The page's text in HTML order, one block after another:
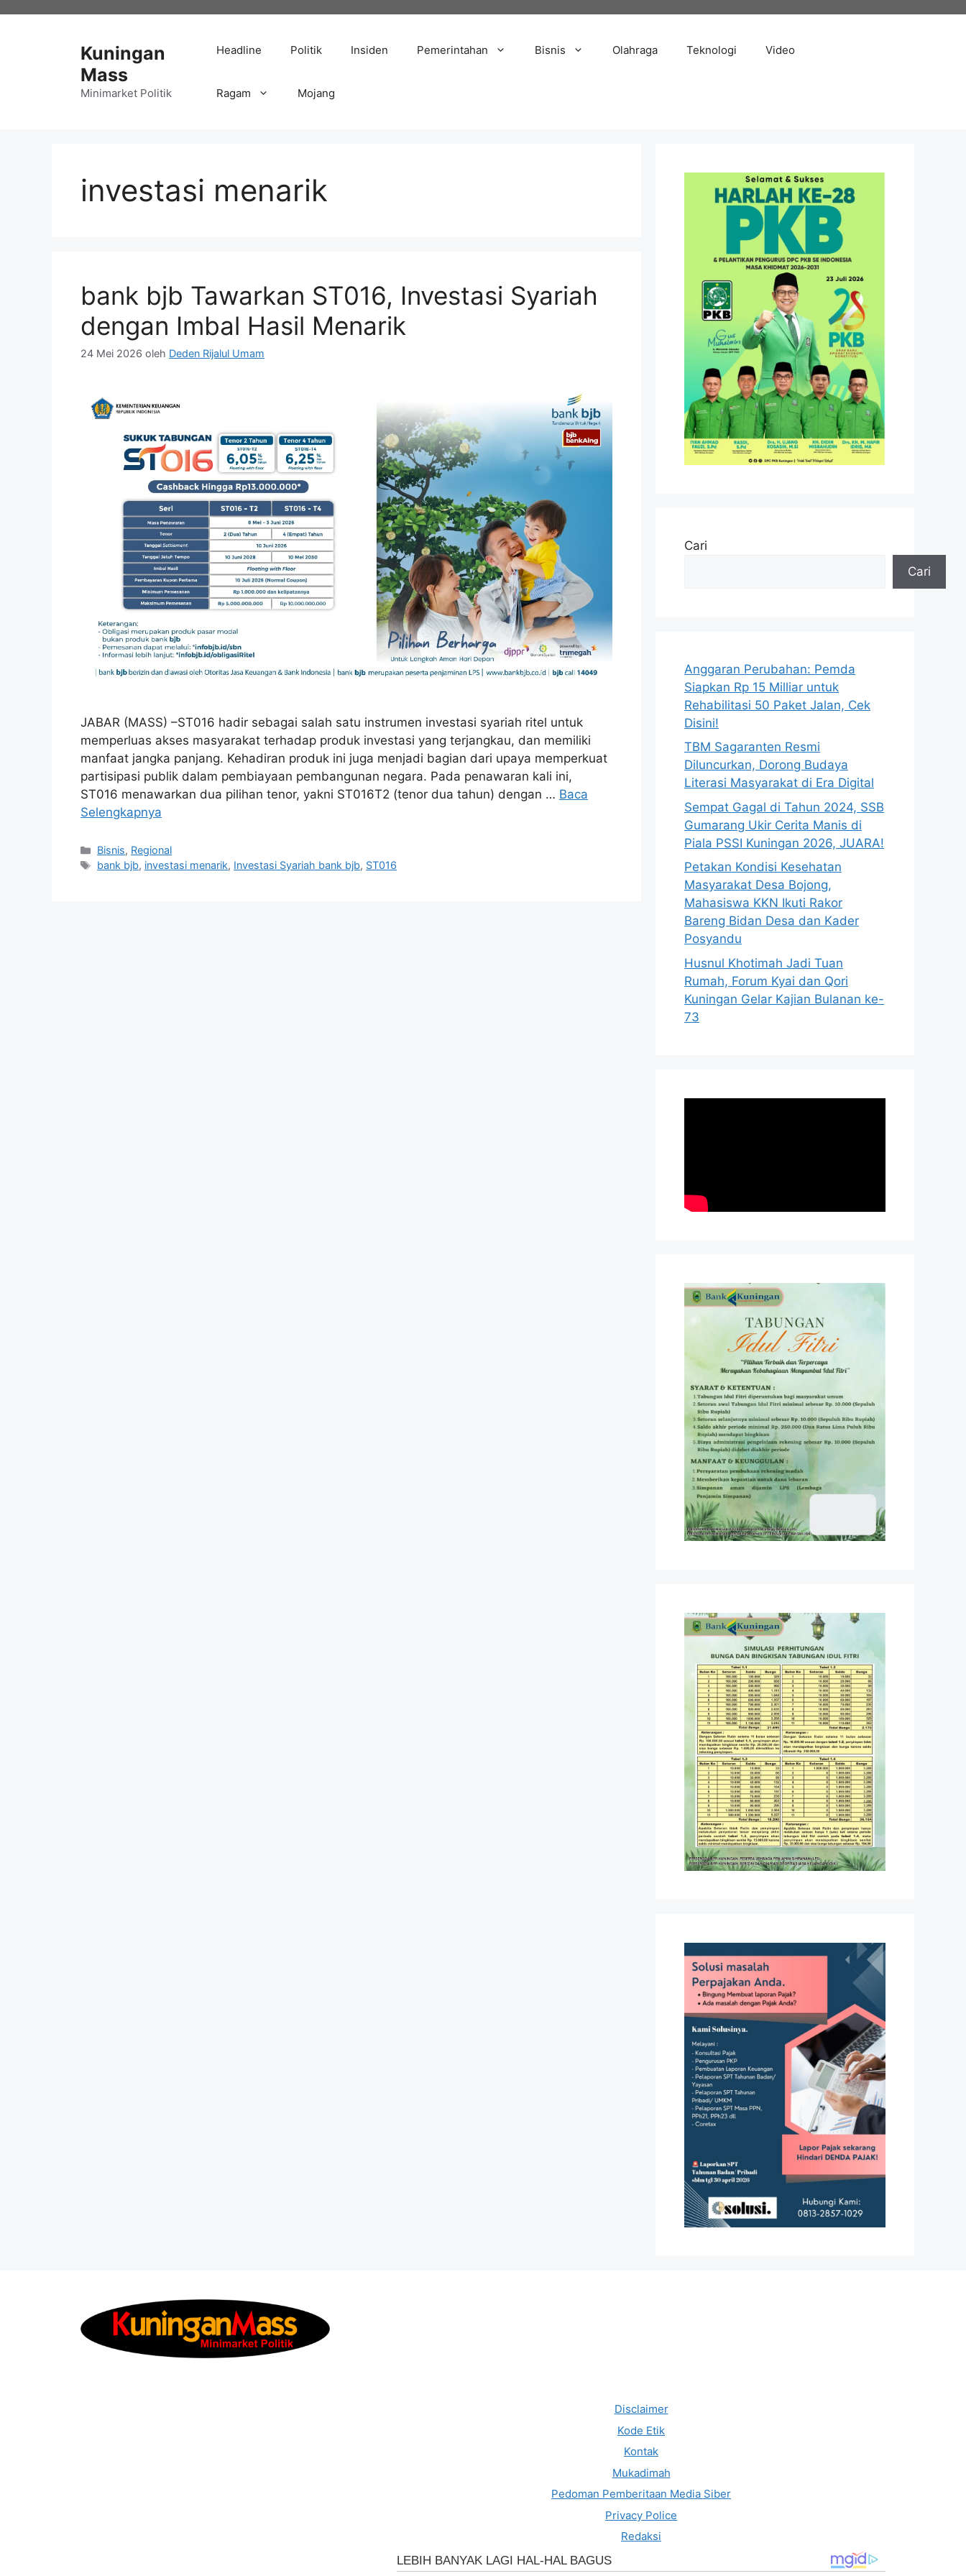
Kuningan
Mass
Minimarket Politik
Headline Politik Insiden Pemerintahan Bisnis Olahraga Teknologi Video
Ragam Mojang
investasi menarik
bank bjb Tawarkan ST016, Investasi Syariah
dengan Imbal Hasil Menarik
24 Mei 2026 oleh Deden Rijalul Umam
JABAR (MASS) –ST016 hadir sebagai salah satu instrumen investasi syariah ritel untuk
memperluas akses masyarakat terhadap produk investasi yang terjangkau, dan memiliki
manfaat jangka panjang. Kehadiran produk ini juga menjadi bagian dari upaya memperkuat
partisipasi publik dalam pembiayaan pembangunan negara. Pada penawaran kali ini,
ST016 menawarkan dua pilihan tenor, yakni ST016T2 (tenor dua tahun) dengan … Baca
Selengkapnya
Kategori
Bisnis, Regional
Tag
bank bjb, investasi menarik, Investasi Syariah bank bjb, ST016
Cari
Cari
Anggaran Perubahan: Pemda
Siapkan Rp 15 Milliar untuk
Rehabilitasi 50 Paket Jalan, Cek
Disini!
TBM Sagaranten Resmi
Diluncurkan, Dorong Budaya
Literasi Masyarakat di Era Digital
Sempat Gagal di Tahun 2024, SSB
Gumarang Ukir Cerita Manis di
Piala PSSI Kuningan 2026, JUARA!
Petakan Kondisi Kesehatan
Masyarakat Desa Bojong,
Mahasiswa KKN Ikuti Rakor
Bareng Bidan Desa dan Kader
Posyandu
Husnul Khotimah Jadi Tuan
Rumah, Forum Kyai dan Qori
Kuningan Gelar Kajian Bulanan ke-
73
Disclaimer
Kode Etik
Kontak
Mukadimah
Pedoman Pemberitaan Media Siber
Privacy Police
Redaksi